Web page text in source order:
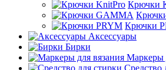
Крючки
Крючки
Аксессуары
Бирки
Маркеры